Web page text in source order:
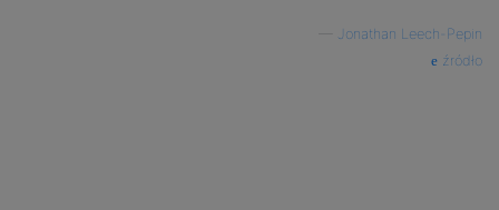
Jonathan Leech-Pepin
źródło